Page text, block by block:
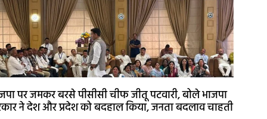
पर जमकर बरसे पीसीसी चीफ जीतू पटवारी, बोले भाजपा
ने देश और प्रदेश को बदहाल किया, जनता बदलाव चाहती